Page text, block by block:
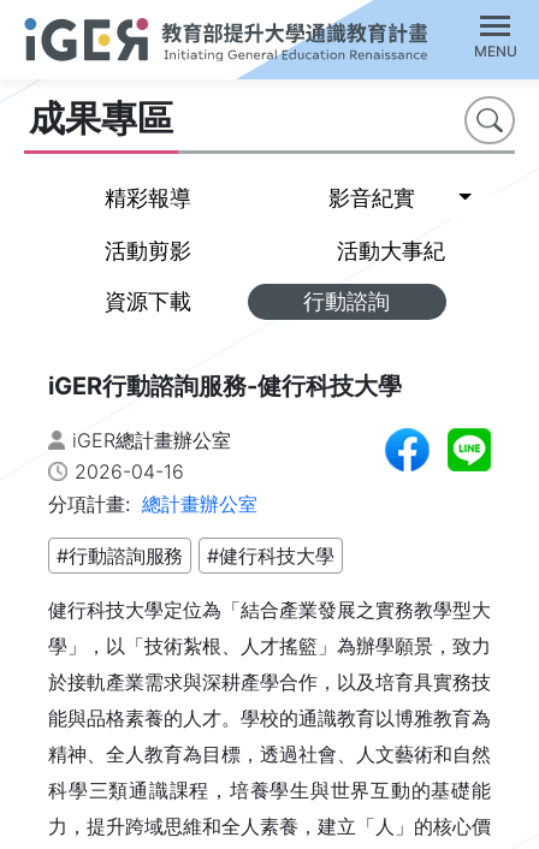
MENU
成果專區 搜尋
精彩報導 影音紀實
活動剪影
活動大事紀
資源下載
行動諮詢
iGER行動諮詢服務-健行科技大學
iGER總計畫辦公室
2026-04-16
分項計畫: 總計畫辦公室
#行動諮詢服務 #健行科技大學
健行科技大學定位為「結合產業發展之實務教學型大
學」，以「技術紮根、人才搖籃」為辦學願景，致力
於接軌產業需求與深耕產學合作，以及培育具實務技
能與品格素養的人才。學校的通識教育以博雅教育為
精神、全人教育為目標，透過社會、人文藝術和自然
科學三類通識課程，培養學生與世界互動的基礎能
力，提升跨域思維和全人素養，建立「人」的核心價